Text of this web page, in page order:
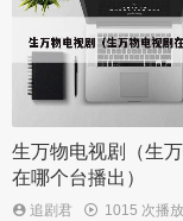
生万物电视剧（生
在哪个台播出）
追剧君 1015 次播放